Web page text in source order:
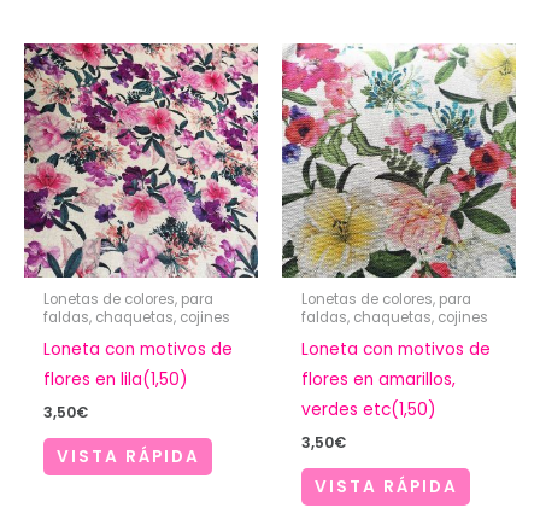
Lonetas de colores, para
faldas, chaquetas, cojines
Loneta con motivos de
flores en lila(1,50)
3,50€
VISTA RÁPIDA
Lonetas de colores, para
faldas, chaquetas, cojines
Loneta con motivos de
flores en amarillos,
verdes etc(1,50)
3,50€
VISTA RÁPIDA